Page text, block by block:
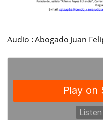
Audio : Abogado Juan